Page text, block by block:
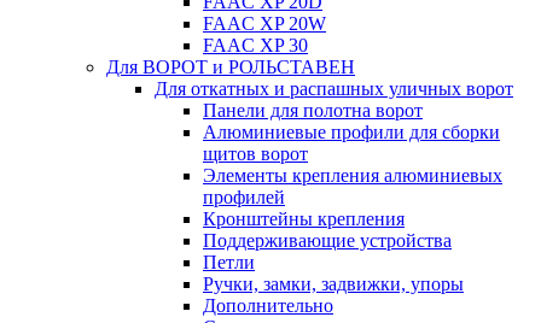
FAAC XP 20W
FAAC XP 30
Для ВОРОТ и РОЛЬСТАВЕН
Для откатных и распашных уличных ворот
Панели для полотна ворот
Алюминиевые профили для сборки
щитов ворот
Элементы крепления алюминиевых
профилей
Кронштейны крепления
Поддерживающие устройства
Петли
Ручки, замки, задвижки, упоры
Дополнительно